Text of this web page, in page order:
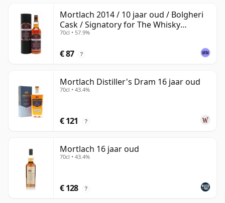
Mortlach 2014 / 10 jaar oud / Bolgheri
Cask / Signatory for The Whisky
Exchange
70cl • 57.9%
€ 87 ?
Mortlach Distiller's Dram 16 jaar oud
70cl • 43.4%
€ 121 ?
Mortlach 16 jaar oud
70cl • 43.4%
€ 128 ?